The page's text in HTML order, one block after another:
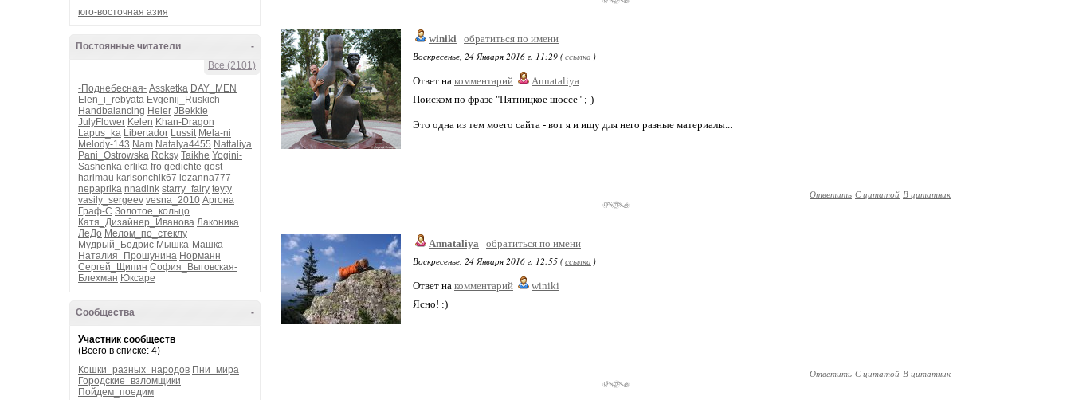
юго-восточная азия
-
Постоянные читатели
Все (2101)
-Поднебесная- Assketka DAY_MEN
Elen_i_rebyata Evgenij_Ruskich
Handbalancing Heler JBekkie
JulyFlower Kelen Khan-Dragon
Lapus_ka Libertador Lussit Mela-ni
Melody-143 Nam Natalya4455 Nattaliya
Pani_Ostrowska Roksy Taikhe Yogini-
Sashenka erlika fro gedichte gost
harimau karlsonchik67 lozanna777
nepaprika nnadink starry_fairy teyty
vasily_sergeev vesna_2010 Аргона
Граф-С Золотое_кольцо
Катя_Дизайнер_Иванова Лаконика
ЛеДо Мелом_по_стеклу
Мудрый_Бодрис Мышка-Машка
Наталия_Прошунина Норманн
Сергей_Щипин София_Выговская-
Блехман Юксаре
-
Сообщества
Участник сообществ
(Всего в списке: 4)
Кошки_разных_народов Пни_мира
Городские_взломщики
Пойдем_поедим
winiki обратиться по имени
Воскресенье, 24 Января 2016 г. 11:29 (ссылка )
Ответ на комментарий
Annataliya
Поиском по фразе "Пятницкое шоссе" ;-)
Это одна из тем моего сайта - вот я и ищу для него разные материалы...
Ответить С цитатой В цитатник
Annataliya
обратиться по имени
Воскресенье, 24 Января 2016 г. 12:55 (ссылка )
Ответ на комментарий
winiki
Ясно! :)
Ответить С цитатой В цитатник